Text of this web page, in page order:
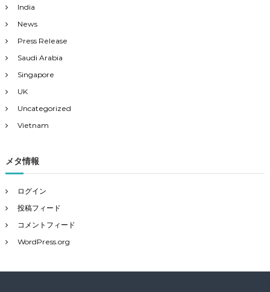
India
News
Press Release
Saudi Arabia
Singapore
UK
Uncategorized
Vietnam
メタ情報
ログイン
投稿フィード
コメントフィード
WordPress.org